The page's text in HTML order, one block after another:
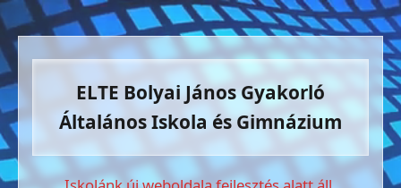
ELTE Bolyai János Gyakorló
Általános Iskola és Gimnázium